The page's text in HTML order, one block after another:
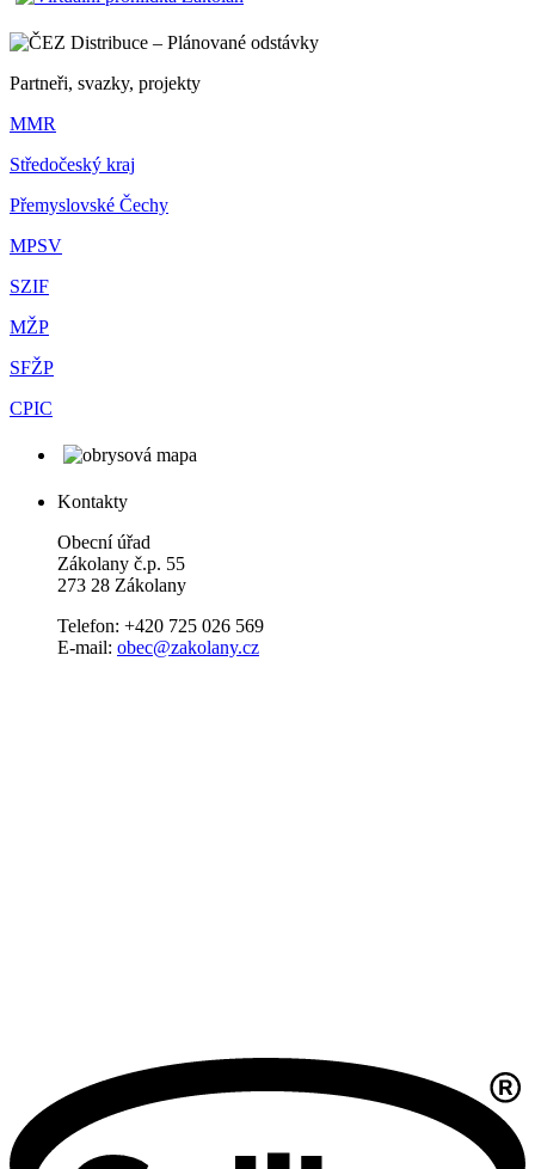
Partneři, svazky, projekty
MMR
Středočeský kraj
Přemyslovské Čechy
MPSV
SZIF
MŽP
SFŽP
CPIC
Kontakty
Obecní úřad
Zákolany č.p. 55
273 28 Zákolany
Telefon: +420 725 026 569
E-mail: obec@zakolany.cz